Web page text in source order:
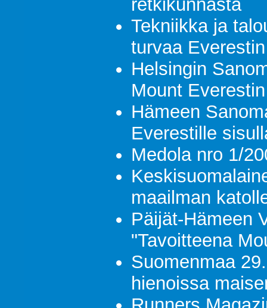
retkikunnasta
Tekniikka ja
turvaa
Helsingin
Mount
Hämeen
Everestille
Medola nro 1/
maailman
Päijät-Hämeen
"Tavoitteena
Suomenmaa
hienoissa